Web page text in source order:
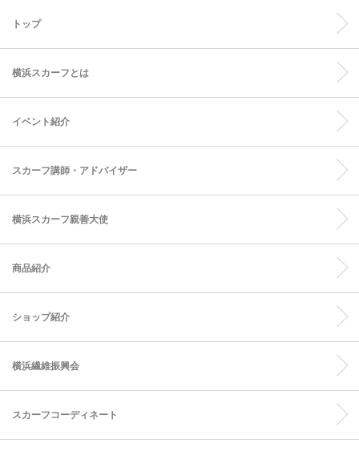
トップ
横浜スカーフとは
イベント紹介
スカーフ講師・アドバイザー
横浜スカーフ親善大使
商品紹介
ショップ紹介
横浜繊維振興会
スカーフコーディネート